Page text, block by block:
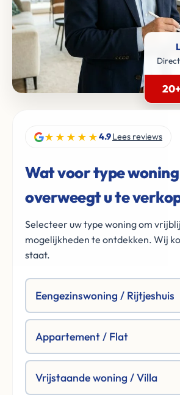
★★★★★4.9Lees reviews
Wat voor type woning
overweegt u te
Selecteer uw type woning om
mogelijkheden te ontdekken. Wij
staat.
Eengezinswoning / Rijtjeshuis
Appartement / Flat
Vrijstaande woning / Villa